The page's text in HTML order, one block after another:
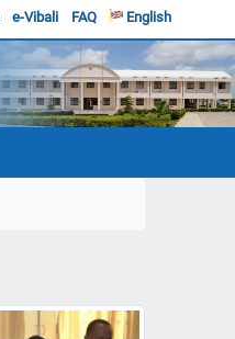
English
FAQ
e-Vibali